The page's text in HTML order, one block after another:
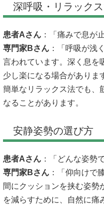
深呼吸・リラック
患者Aさん ：「痛みで息が
専門家Bさん ：「呼吸が浅
言われています。深く息を
少し楽になる場合がありま
簡単なリラックス法でも、
なることがあります。
安静姿勢の選び方
患者Aさん ：「どんな姿勢
専門家Bさん ：「仰向けで
間にクッションを挟む姿勢
を減らすために、自然に痛